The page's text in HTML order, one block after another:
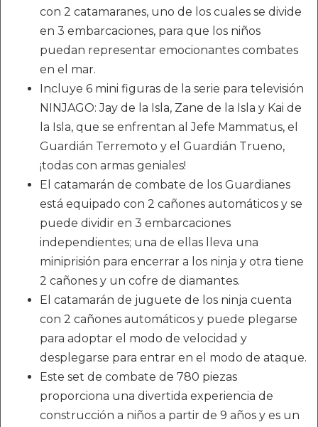
con 2 catamaranes, uno de los cuales se divide
en 3 embarcaciones, para que los niños
puedan representar emocionantes combates
en el mar.
Incluye 6 mini figuras de la serie para televisión
NINJAGO: Jay de la Isla, Zane de la Isla y Kai de
la Isla, que se enfrentan al Jefe Mammatus, el
Guardián Terremoto y el Guardián Trueno,
¡todas con armas geniales!
El catamarán de combate de los Guardianes
está equipado con 2 cañones automáticos y se
puede dividir en 3 embarcaciones
independientes; una de ellas lleva una
miniprisión para encerrar a los ninja y otra tiene
2 cañones y un cofre de diamantes.
El catamarán de juguete de los ninja cuenta
con 2 cañones automáticos y puede plegarse
para adoptar el modo de velocidad y
desplegarse para entrar en el modo de ataque.
Este set de combate de 780 piezas
proporciona una divertida experiencia de
construcción a niños a partir de 9 años y es un